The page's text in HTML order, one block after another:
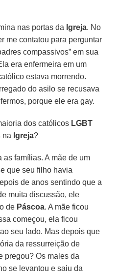
nas portas da Igreja. No
me contatou para perguntar
compassivos” em sua
era enfermeira em um
estava morrendo.
do asilo se recusava
porque ele era gay.
dos católicos LGBT
na Igreja?
as famílias. A mãe de um
que seu filho havia
de anos sentindo que a
muita discussão, ele
de Páscoa. A mãe ficou
começou, ela ficou
seu lado. Mas depois que
da ressurreição de
pregou? Os males da
se levantou e saiu da